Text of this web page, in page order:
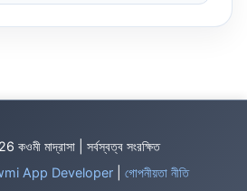
মাদ্রাসা | সর্বস্বত্ব সংরক্ষিত
App Developer গোপনীয়তা নীতি